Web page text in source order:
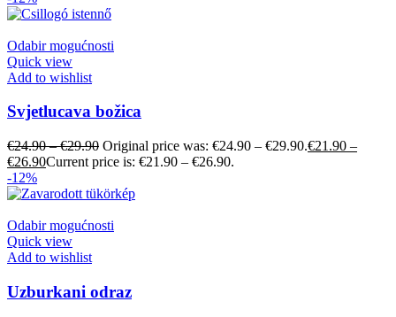
Odabir mogućnosti
Quick view
Add to wishlist
Svjetlucava božica
€24.90–€29.90 Original price was: €24.90 – €29.90.€21.90 –
€26.90Current price is: €21.90 – €26.90.
-12%
Odabir mogućnosti
Quick view
Add to wishlist
Uzburkani odraz